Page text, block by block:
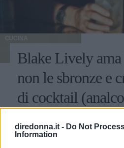
diredonna.it - Do Not
Information
CUCINA
Blake Lively
non le sbronze e
di cocktail
All’attrice non piacciono gli
party e il sapore dei cocktail.
non sentirsi in disparte alle feste